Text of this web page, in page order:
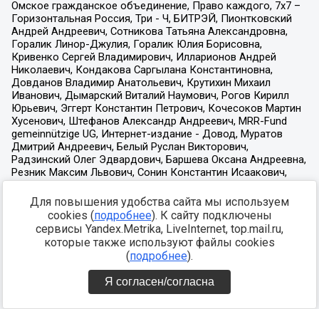
Для повышения удобства сайта мы используем
cookies (подробнее). К сайту подключены
сервисы Yandex.Metrika, LiveInternet, top.mail.ru,
которые также используют файлы cookies
(подробнее).
Я согласен/согласна